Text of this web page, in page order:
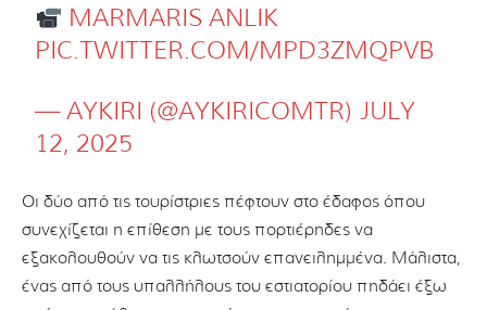
MARMARIS ANLIK
PIC.TWITTER.COM/MPD3ZMQPVB
— AYKIRI (@AYKIRICOMTR) JULY
12, 2025
Οι δύο από τις τουρίστριες πέφτουν στο έδαφος όπου
συνεχίζεται η επίθεση με τους πορτιέρηδες να
εξακολουθούν να τις κλωτσούν επανειλημμένα. Μάλιστα,
ένας από τους υπαλλήλους του εστιατορίου πηδάει έξω